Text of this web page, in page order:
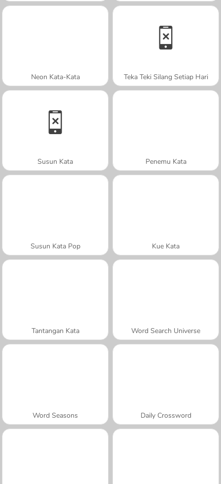
Neon Kata-Kata Teka Teki Silang Setiap Hari
Susun Kata Penemu Kata
Susun Kata Pop Kue Kata
Tantangan Kata Word Search Universe
Word Seasons Daily Crossword